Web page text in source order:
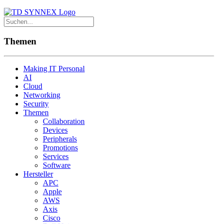
Themen
Making IT Personal
AI
Cloud
Networking
Security
Themen
Collaboration
Devices
Peripherals
Promotions
Services
Software
Hersteller
APC
Apple
AWS
Axis
Cisco